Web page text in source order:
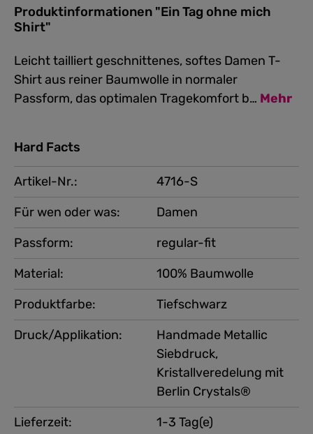
Produktinformationen "Ein Tag ohne mich
Shirt"
Leicht tailliert geschnittenes, softes Damen T-
Shirt aus reiner Baumwolle in normaler
Passform, das optimalen Tragekomfort b… Mehr
Hard Facts
Artikel-Nr.:
4716-S
Für wen oder was:
Damen
Produktfarbe: Tiefschwarz
Material: 100% Baumwolle
Passform: regular-fit
Druck/Applikation:
Handmade Metallic
Siebdruck,
Kristallveredelung mit
Berlin Crystals®
Lieferzeit:
1-3 Tag(e)